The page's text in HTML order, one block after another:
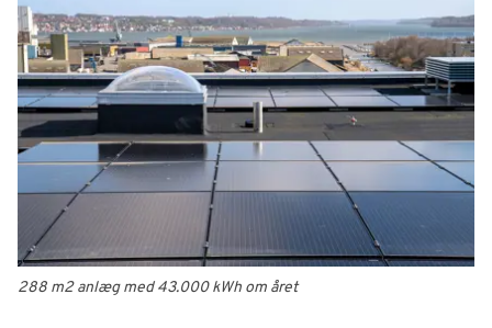
288 m2 anlæg med 43.000 kWh om året